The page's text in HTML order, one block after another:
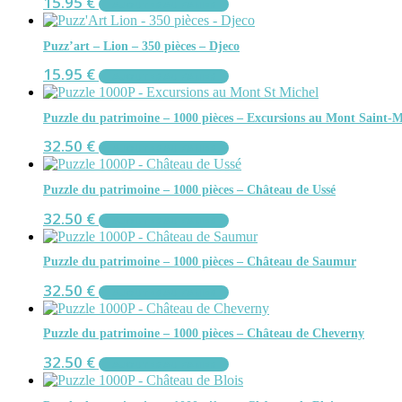
Puzz’art – Lion – 350 pièces – Djeco
15.95 €
Puzzle du patrimoine – 1000 pièces – Excursions au Mont Saint-
32.50 €
Puzzle du patrimoine – 1000 pièces – Château de Ussé
32.50 €
Puzzle du patrimoine – 1000 pièces – Château de Saumur
32.50 €
Puzzle du patrimoine – 1000 pièces – Château de Cheverny
32.50 €